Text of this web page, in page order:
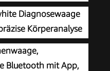
mit Körperfettanalyse,
Gewicht, BMR |
| weiß
Diagnosewaage
Körperanalyse
mit extra
Tragkraft bis 200 kg
Bluetooth mit App,